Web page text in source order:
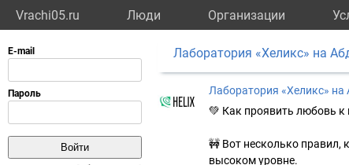
Vrachi05.ru Люди Организации
Лаборатория «Хеликс» на
Лаборатория «Хеликс» на
💚 Как проявить любовь к
🚧 Вот несколько
высоком уровне.